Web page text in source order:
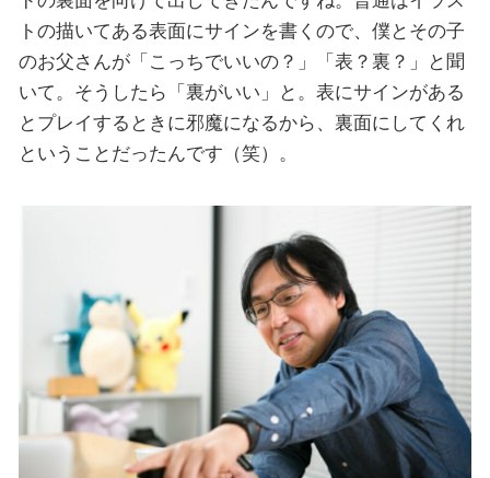
トの描いてある表面にサインを書くので、僕とその子
のお父さんが「こっちでいいの？」「表？裏？」と聞
いて。そうしたら「裏がいい」と。表にサインがある
とプレイするときに邪魔になるから、裏面にしてくれ
ということだったんです（笑）。